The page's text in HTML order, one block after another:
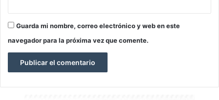
Guarda mi nombre, correo electrónico y web en este
navegador para la próxima vez que comente.